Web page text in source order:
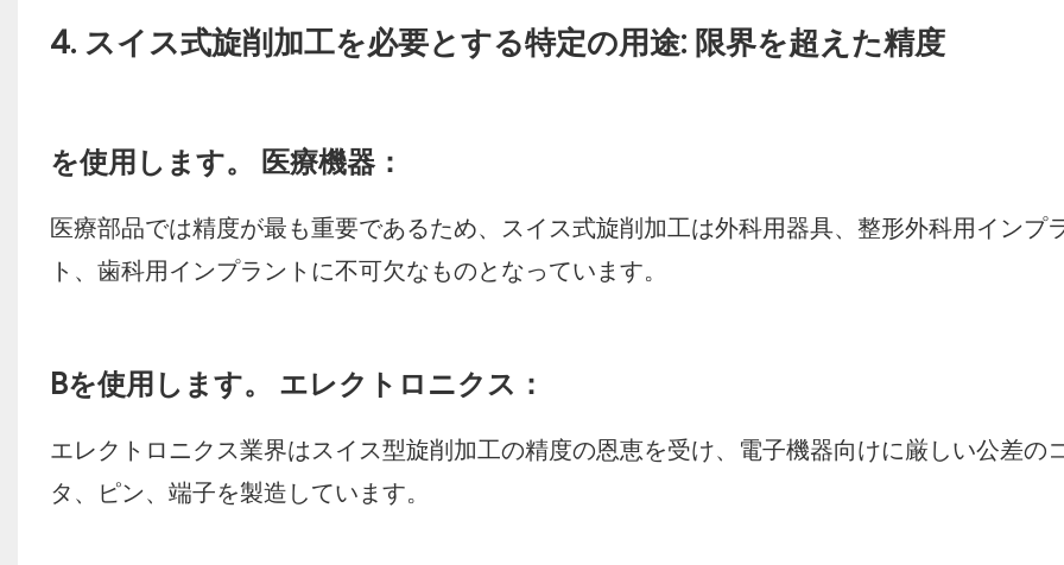
4. スイス式旋削加工を必要とする特定の用途: 限界を超えた精度
を使用します。 医療機器：
医療部品では精度が最も重要であるため、スイス式旋削加工は外科用器具、整形外科用インプ
ト、歯科用インプラントに不可欠なものとなっています。
Bを使用します。 エレクトロニクス：
エレクトロニクス業界はスイス型旋削加工の精度の恩恵を受け、電子機器向けに厳しい公差の
タ、ピン、端子を製造しています。